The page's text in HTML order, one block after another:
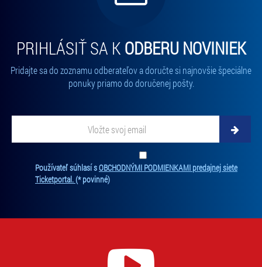
PRIHLÁSIŤ SA K ODBERU NOVINIEK
Pridajte sa do zoznamu odberateľov a doručte si najnovšie špeciálne
ponuky priamo do doručenej pošty.
Zadajte svoju e-mailovú adresu, na ktorú vám budeme zasielať
Používateľ súhlasí sOBCHODNÝMI PODMIENKAMI predajnej siete
Ticketportal.(* povinné)